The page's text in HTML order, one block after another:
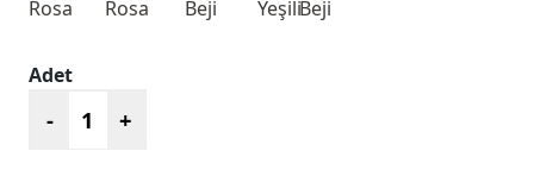
Rosa
Rosa
Beji
YeşiliBeji
Adet
- +